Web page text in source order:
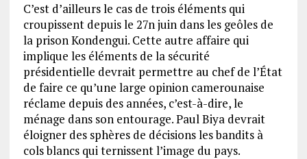
C’est d’ailleurs le cas de trois éléments qui
croupissent depuis le 27n juin dans les geôles de
la prison Kondengui. Cette autre affaire qui
implique les éléments de la sécurité
présidentielle devrait permettre au chef de l’État
de faire ce qu’une large opinion camerounaise
réclame depuis des années, c’est-à-dire, le
ménage dans son entourage. Paul Biya devrait
éloigner des sphères de décisions les bandits à
cols blancs qui ternissent l’image du pays.